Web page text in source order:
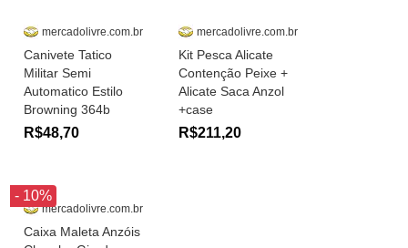
mercadolivre.com.br
Canivete Tatico
Militar Semi
Automatico Estilo
Browning 364b
R$48,70
mercadolivre.com.br
Kit Pesca Alicate
Contenção Peixe +
Alicate Saca Anzol
+case
R$211,20
- 10%
mercadolivre.com.br
Caixa Maleta Anzóis